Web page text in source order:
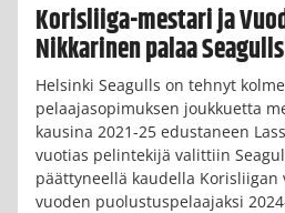
Korisliiga-mestari ja
Nikkarinen palaa
Helsinki Seagulls on tehnyt
pelaajasopimuksen joukkuetta
kausina 2021-25 edustaneen
vuotias pelintekijä valittiin
päättyneellä kaudella Korisliigan
vuoden puolustuspelaajaksi